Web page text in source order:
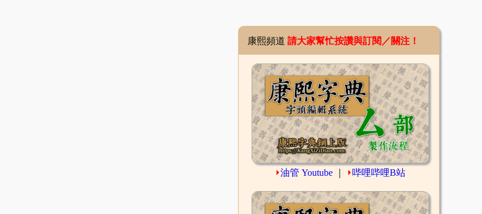
康熙頻道 請大家幫忙按讚與訂閱／關注！
⏵油管 Youtube ⏵哔哩哔哩B站